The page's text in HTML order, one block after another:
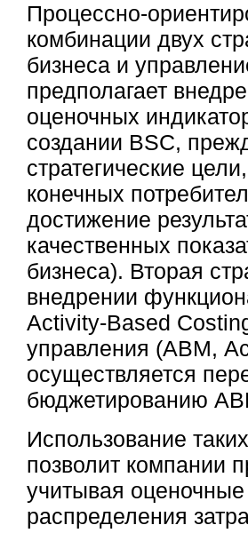
Процессно-
комбинации двух
бизнеса и
предполагает
оценочных
создании BSC,
стратегические
конечных
достижение
качественных
бизнеса). Вторая
внедрении
Activity-Based
управления (АВМ,
осуществляется
бюджетированию
Использование
позволит компании
учитывая
распределения